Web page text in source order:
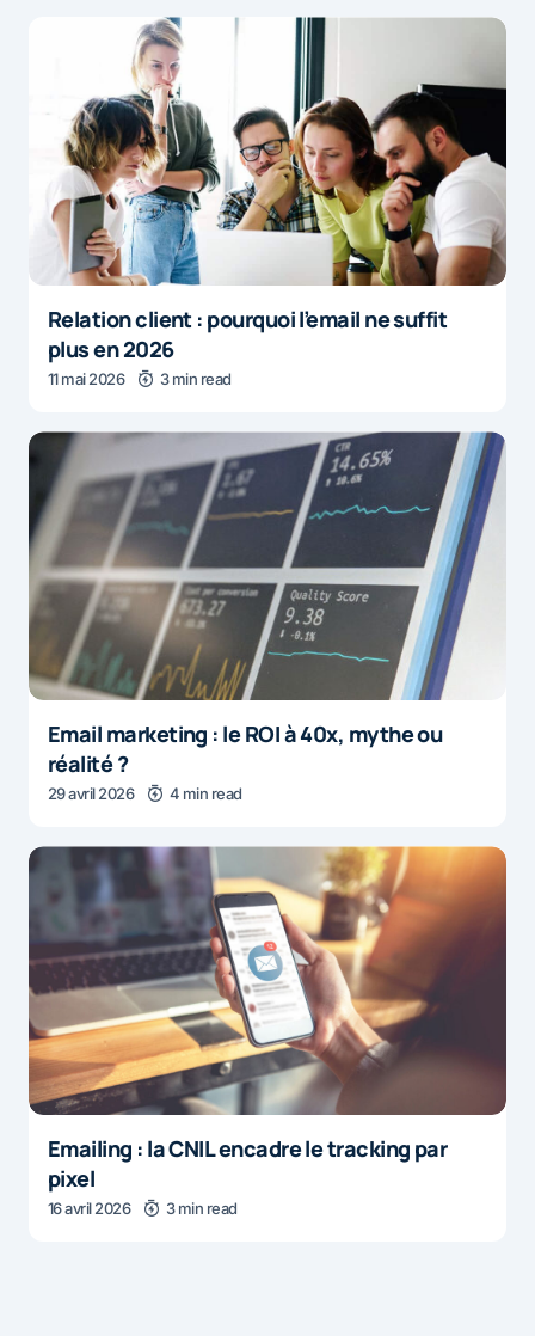
Relation client : pourquoi l’email ne suffit
plus en 2026
11 mai 2026 3 min read
Email marketing : le ROI à 40x, mythe ou
réalité ?
29 avril 2026 4 min read
Emailing : la CNIL encadre le tracking par
pixel
16 avril 2026 3 min read